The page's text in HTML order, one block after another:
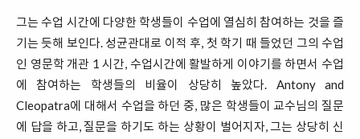
그는 수업 시간에 다양한 학생들이 수업에 열심히 참여하는 것을 즐
기는 듯해 보인다. 성균관대로 이적 후, 첫 학기 때 들었던 그의 수업
인 영문학 개관 1 시간, 수업시간에 활발하게 이야기를 하면서 수업
에 참여하는 학생들의 비율이 상당히 높았다. Antony and
Cleopatra에 대해서 수업을 하던 중, 많은 학생들이 교수님의 질문
에 답을 하고, 질문을 하기도 하는 상황이 벌어지자, 그는 상당히 신